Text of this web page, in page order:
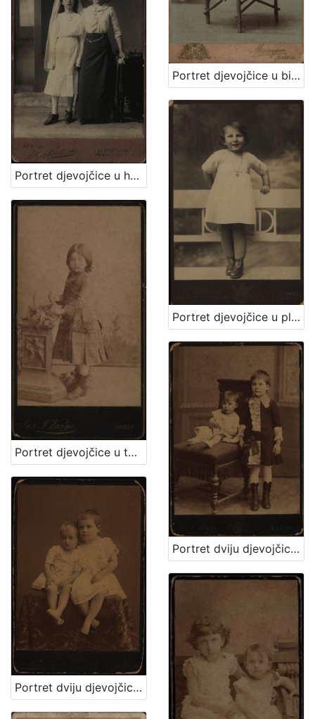
Portret djevojčice u bijeloj haljinici / Mosinger / [izradio] Artistički zavod Mosinger
Portret djevojčice u haljini za krizmu i žene sa šeširom s cvijećem na obodu / Atelier Rechnitzer
Portret djevojčice u plisiranoj haljinici / S. Weinrich
Portret djevojčice u tamnoj haljinici / [Gjuro Varga] / [izradio fotografski atelier] G. & I. Varga
Portret dviju djevojčica / [Gjuro Varga] ; [izradio atelier] G. & I. Varga
Portret dviju djevojčica u bijelim haljinicama / [Gjuro Varga] ; [izradio fotografski atelijer] G. & I. Varga